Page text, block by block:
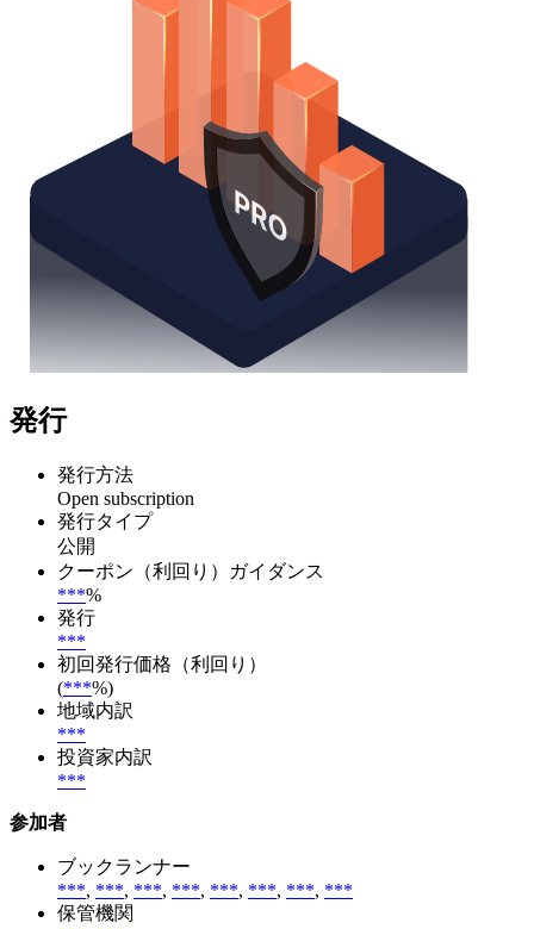
発行
発行方法
Open subscription
発行タイプ
公開
クーポン（利回り）ガイダンス
***%
発行
***
初回発行価格（利回り）
(***%)
地域内訳
***
投資家内訳
***
参加者
ブックランナー
***, ***, ***, ***, ***, ***, ***, ***
保管機関